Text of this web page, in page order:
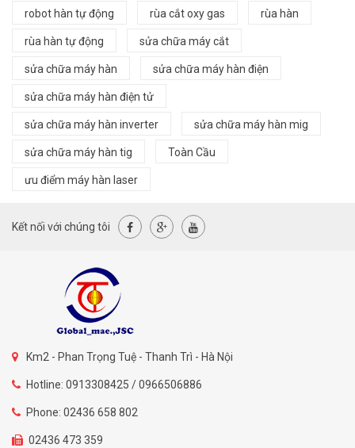
robot hàn tự động rùa cắt oxy gas rùa hàn
rùa hàn tự động sửa chữa máy cắt
sửa chữa máy hàn sửa chữa máy hàn điện
sửa chữa máy hàn điện tử
sửa chữa máy hàn inverter sửa chữa máy hàn mig
sửa chữa máy hàn tig Toàn Cầu
ưu điểm máy hàn laser
Kết nối với chúng tôi
Km2 - Phan Trọng Tuệ - Thanh Trì - Hà Nội
Hotline: 0913308425 / 0966506886
Phone: 02436 658 802
02436 473 359